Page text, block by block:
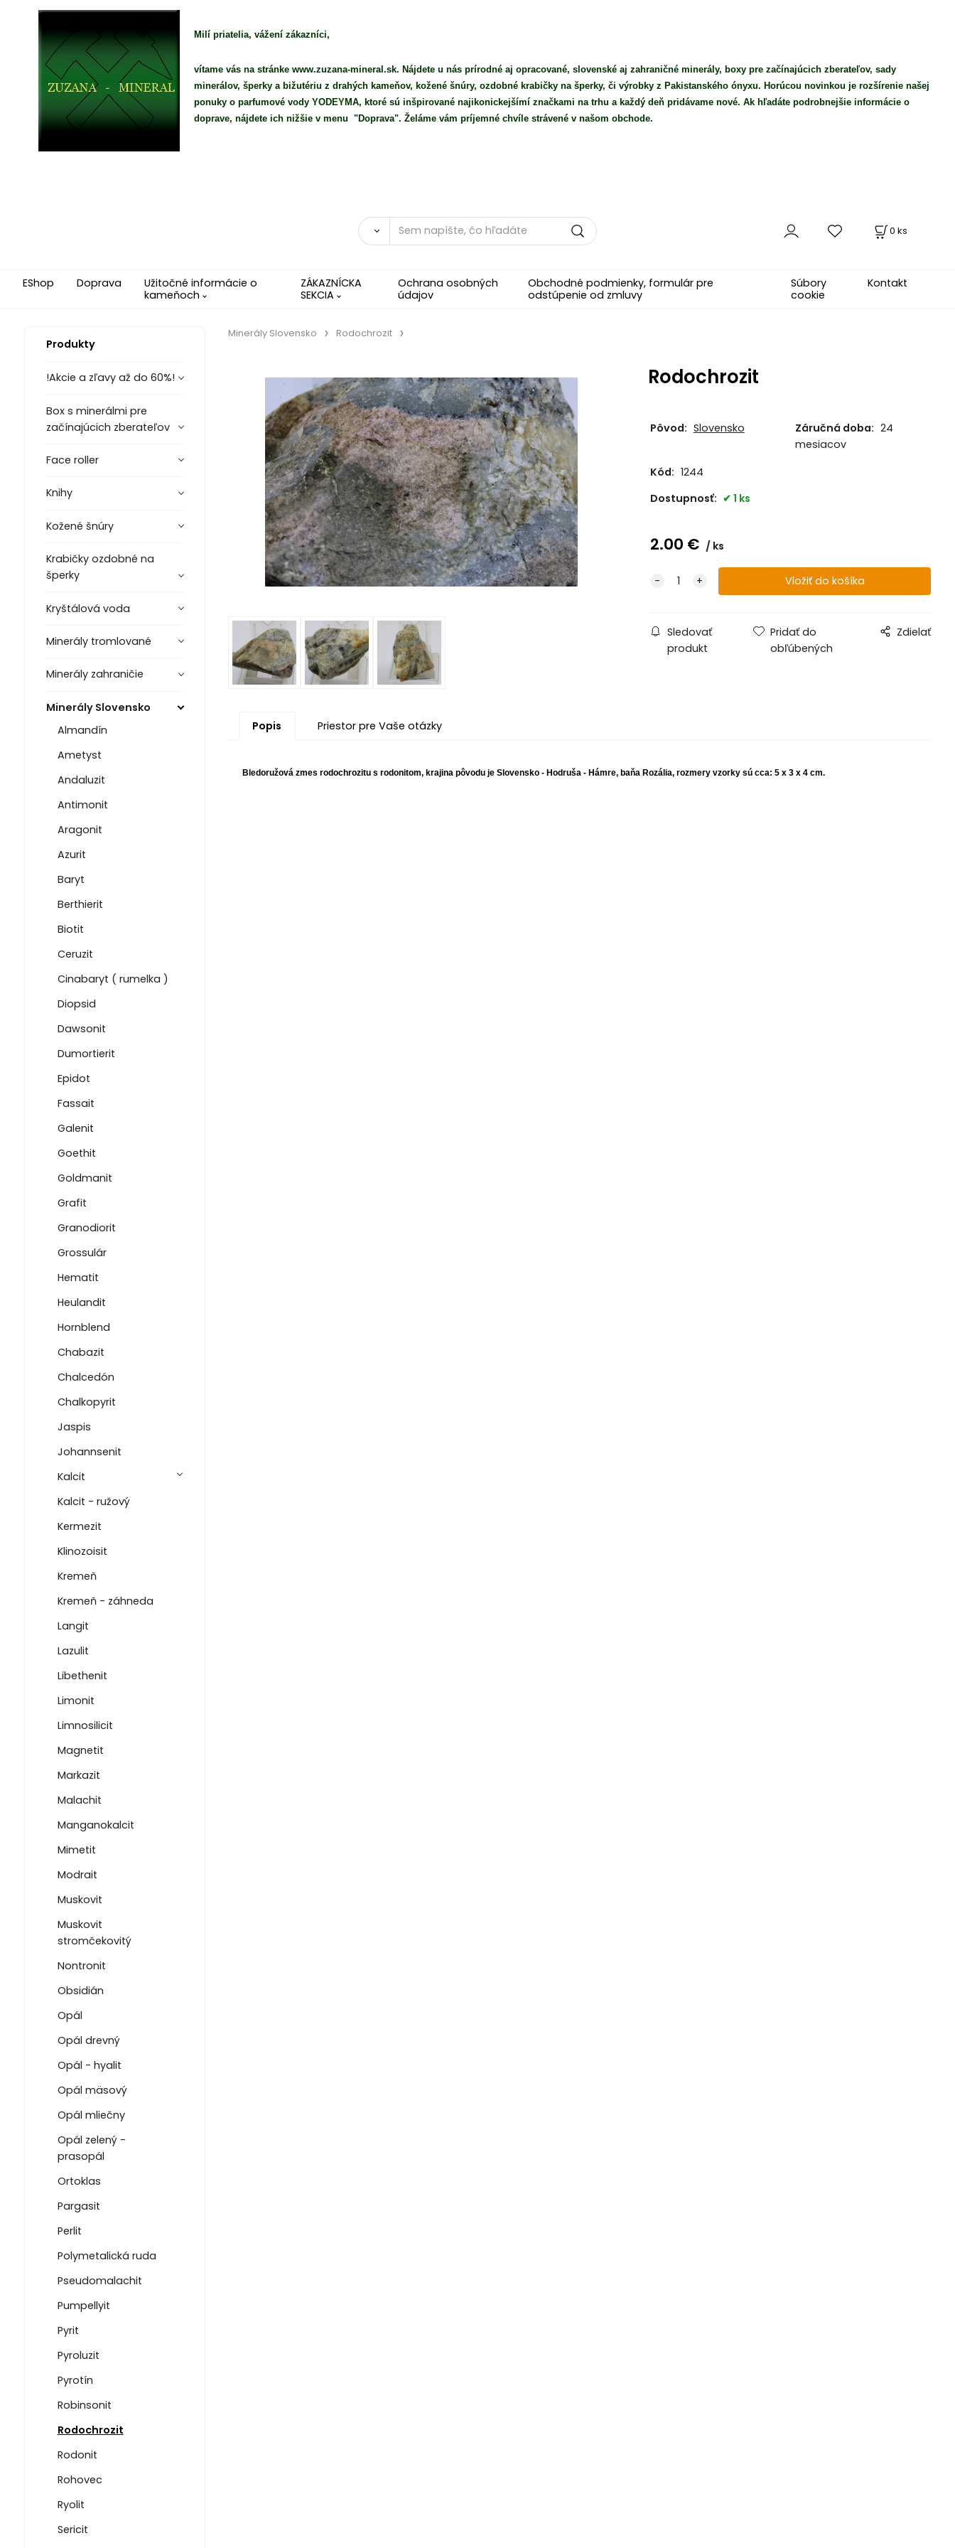
Milí priatelia, vážení zákazníci,
vítame vás na stránke www.zuzana-mineral.sk. Nájdete u nás prírodné aj opracované, slovenské aj zahraničné minerály, boxy pre začínajúcich zberateľov, sady
minerálov, šperky a bižutériu z drahých kameňov, kožené šnúry, ozdobné krabičky na šperky, či výrobky z Pakistanského ónyxu. Horúcou novinkou je rozšírenie našej
ponuky o parfumové vody YODEYMA, ktoré sú inšpirované najikonickejšímí značkami na trhu a každý deň pridávame nové. Ak hľadáte podrobnejšie informácie o
doprave, nájdete ich nižšie v menu "Doprava". Želáme vám príjemné chvíle strávené v našom obchode.
0 ks
EShop Doprava
Užitočné informácie o
kameňoch
ZÁKAZNÍCKA
SEKCIA
Ochrana osobných
údajov
Obchodné podmienky, formulár pre
odstúpenie od zmluvy
Súbory
cookie
Kontakt
Produkty
!Akcie a zľavy až do 60%!
Box s minerálmi pre
začínajúcich zberateľov
Face roller
Knihy
Kožené šnúry
Krabičky ozdobné na
šperky
Kryštálová voda
Minerály tromlované
Minerály zahraničie
Minerály Slovensko
Almandín
Ametyst
Andaluzit
Antimonit
Aragonit
Azurit
Baryt
Berthierit
Biotit
Ceruzit
Cinabaryt ( rumelka )
Diopsid
Dawsonit
Dumortierit
Epidot
Fassait
Galenit
Goethit
Goldmanit
Grafit
Granodiorit
Grossulár
Hematit
Heulandit
Hornblend
Chabazit
Chalcedón
Chalkopyrit
Jaspis
Johannsenit
Kalcit
Kalcit - ružový
Kermezit
Klinozoisit
Kremeň
Kremeň - záhneda
Langit
Lazulit
Libethenit
Limonit
Limnosilicit
Magnetit
Markazit
Malachit
Manganokalcit
Mimetit
Modrait
Muskovit
Muskovit
stromčekovitý
Nontronit
Obsidián
Opál
Opál drevný
Opál - hyalit
Opál mäsový
Opál mliečny
Opál zelený -
prasopál
Ortoklas
Pargasit
Perlit
Polymetalická ruda
Pseudomalachit
Pumpellyit
Pyrit
Pyroluzit
Pyrotín
Robinsonit
Rodochrozit
Rodonit
Rohovec
Ryolit
Sericit
Minerály Slovensko Rodochrozit
Rodochrozit
Pôvod: Slovensko Záručná doba: 24
mesiacov
Kód: 1244
Dostupnosť:
1 ks
2.00 € ks
Sledovať
produkt
Pridať do
obľúbených
Zdielať
Popis Priestor pre Vaše otázky
Bledoružová zmes rodochrozitu s rodonitom, krajina pôvodu je Slovensko - Hodruša - Hámre, baňa Rozália, rozmery vzorky sú cca: 5 x 3 x 4 cm.